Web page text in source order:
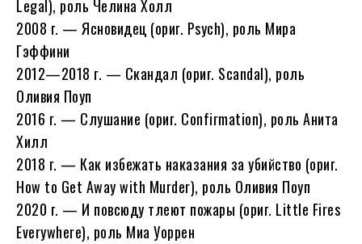
Legal), роль Челина Холл
2008 г. — Ясновидец (ориг. Psych), роль Мира
Гэффини
2012—2018 г. — Скандал (ориг. Scandal), роль
Оливия Поуп
2016 г. — Слушание (ориг. Confirmation), роль Анита
Хилл
2018 г. — Как избежать наказания за убийство (ориг.
How to Get Away with Murder), роль Оливия Поуп
2020 г. — И повсюду тлеют пожары (ориг. Little Fires
Everywhere), роль Миа Уоррен